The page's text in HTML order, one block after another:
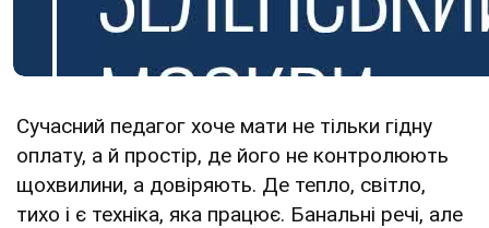
Сучасний педагог хоче мати не тільки гідну
оплату, а й простір, де його не контролюють
щохвилини, а довіряють. Де тепло, світло,
тихо і є техніка, яка працює. Банальні речі, але